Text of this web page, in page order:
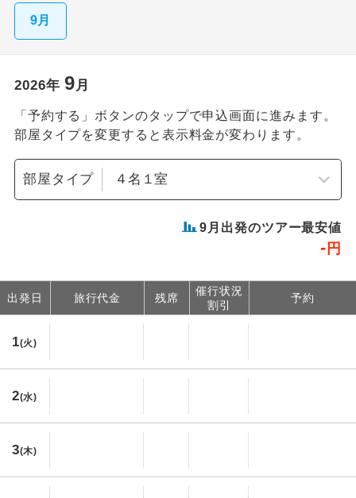
9月
2026年 9月
「予約する」ボタンのタップで申込画面に進みます。
部屋タイプを変更すると表示料金が変わります。
部屋タイプ
9 月出発のツアー最安値
- 円
出発日 旅行代金 残席
催行状況
割引
予約
1(火)
2(水)
3(木)